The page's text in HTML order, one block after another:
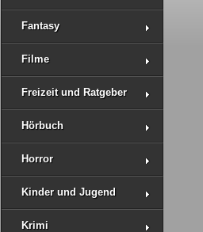
Fantasy
Filme
Freizeit und Ratgeber
Hörbuch
Horror
Kinder und Jugend
Krimi